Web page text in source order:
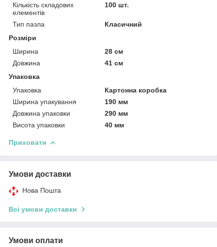
Кількість складових
елементів
100 шт.
Тип пазла
Класичний
Розміри
Ширина
28 см
Довжина
41 см
Упаковка
Упаковка
Картонна коробка
Ширина упакування
190 мм
Довжина упаковки
290 мм
Висота упаковки
40 мм
Приховати
Умови доставки
Нова Пошта
Всі умови доставки
Умови оплати